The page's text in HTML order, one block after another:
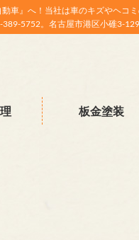
車』へ！当社は車のキズやヘ
5752。名古屋市港区小碓3-129
板金塗装